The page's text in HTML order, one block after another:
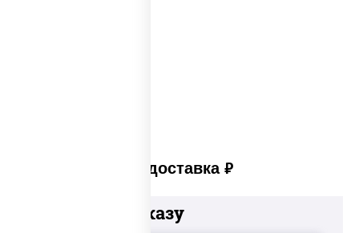
Платная доставка руб
Добавьте к заказу